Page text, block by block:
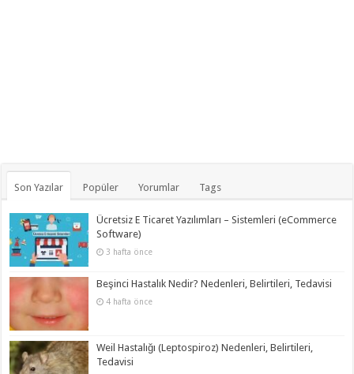
Son Yazılar Popüler Yorumlar Tags
Ücretsiz E Ticaret Yazılımları – Sistemleri (eCommerce
Software)
3 hafta önce
Beşinci Hastalık Nedir? Nedenleri, Belirtileri, Tedavisi
4 hafta önce
Weil Hastalığı (Leptospiroz) Nedenleri, Belirtileri,
Tedavisi